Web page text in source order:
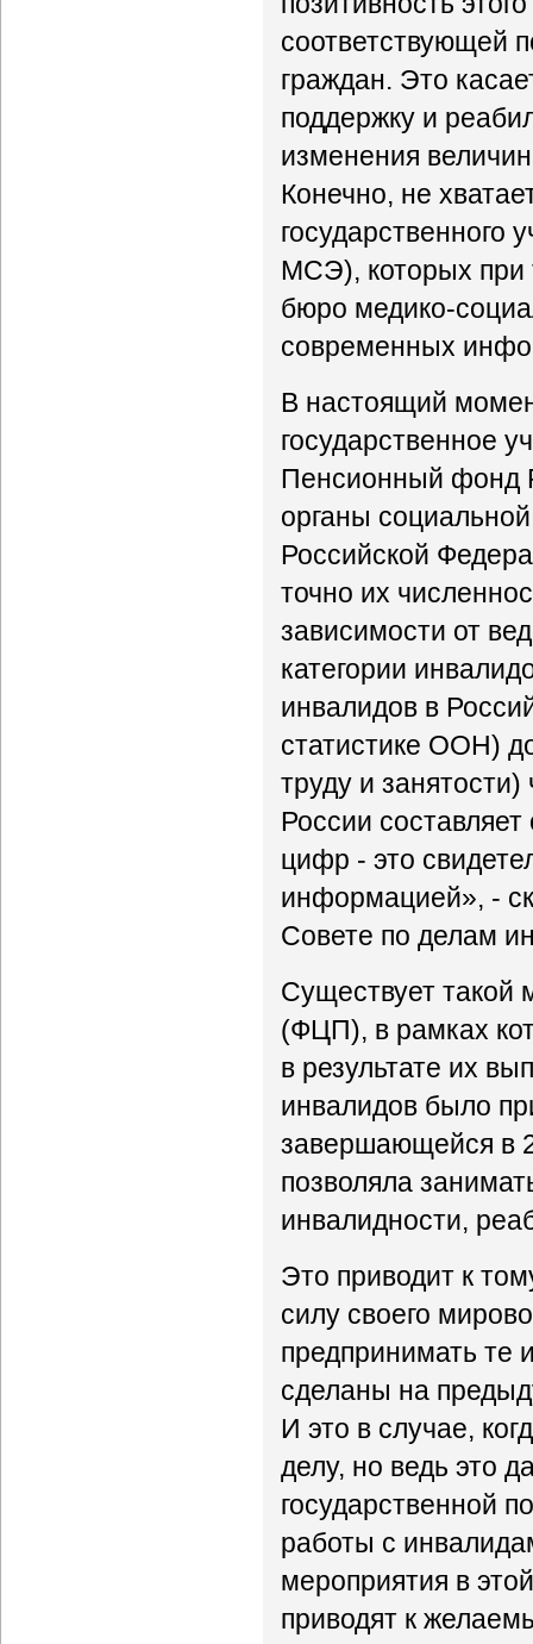
соответствующей
граждан. Это
поддержку и
изменения
Конечно, не
государственного
МСЭ), которых при
бюро медико-
современных
В настоящий
государственное
Пенсионный фонд
органы
Российской
точно их
зависимости от
категории
инвалидов в
статистике ООН)
труду и
России
цифр - это
информацией», -
Совете по делам
Существует
(ФЦП), в рамках
в результате их
инвалидов было
завершающейся в
позволяла
инвалидности,
Это приводит к
силу своего
предпринимать те
сделаны на
И это в случае,
делу, но ведь это
государственной
работы с
мероприятия в
приводят к